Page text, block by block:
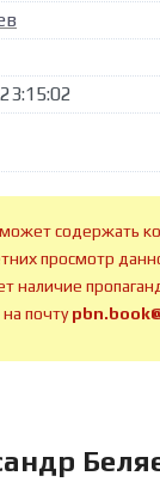
содержать
просмотр
наличие
на почту